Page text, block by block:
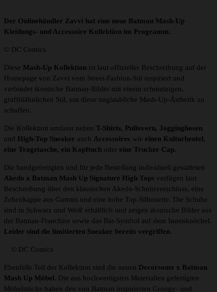
Der Onlinehändler Zavvi hat eine neue Batman Mash-Up
Kleidungs- und Accessoire Kollektion im Programm.
© DC Comics
Diese Mash-Up Kollektion ist laut offizieller Beschreibung auf der
Homepage von Zavvi vom Street-Fashion-Stil inspiriert und
verbindet ikonische Batman-Bilder mit einem schmutzigen,
graffitiähnlichen Stil, um diese unglaubliche Mash-Up-Ästhetik zu
schaffen.
Die Kollektion umfasst neben T-Shirts, Pullovern, Jogginghosen
und High-Top Sneaker auch Accessoires wie einen Kulturbeutel,
eine Tragetasche, ein Kopftuch oder eine Trucker Cap.
Die handgefertigten und für jede Bestellung individuell gestalteten
Akedo x Batman Mash Up Signature High Tops verfügen laut
Beschreibung über den klassischen Akedo-Schnürverschluss, eine
Zehenkappe aus Gummi und eine hohe Top-Silhouette. Die Schuhe
sind in Schwarz und Weiß erhältlich und zeigen ikonische Bilder aus
der Batman-Franchise sowie das Bat-Symbol auf dem Innenknöchel.
Leider sind die limitierten Sneaker bereits vergriffen.
© DC Comics
Ebenfalls Teil der Kollektion sind die neuen Decorsome x Batman
Mash Up Möbel. Die aus hochwertigsten Materialien gefertigten
Möbelstücke haben den von Batman inspirierten Grungy- und